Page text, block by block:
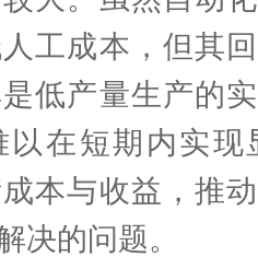
工成本，但其
低产量生产的
以在短期内实
本与收益，推
决的问题。